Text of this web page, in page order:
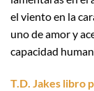
el viento en la
uno de amor y
capacidad
T.D. Jakes libro